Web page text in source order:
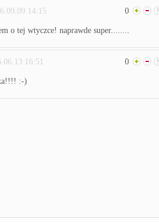
14:15 0
o tej wtyczce! naprawde super........
16:51 0
:-)